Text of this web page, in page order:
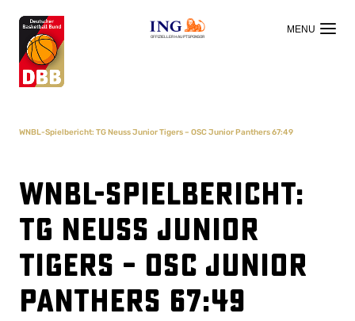
OFFIZIELLER HAUPTSPONSOR
WNBL-Spielbericht: TG Neuss Junior Tigers – OSC Junior Panthers 67:49
WNBL-Spielbericht:
TG Neuss Junior
Tigers – OSC Junior
Panthers 67:49